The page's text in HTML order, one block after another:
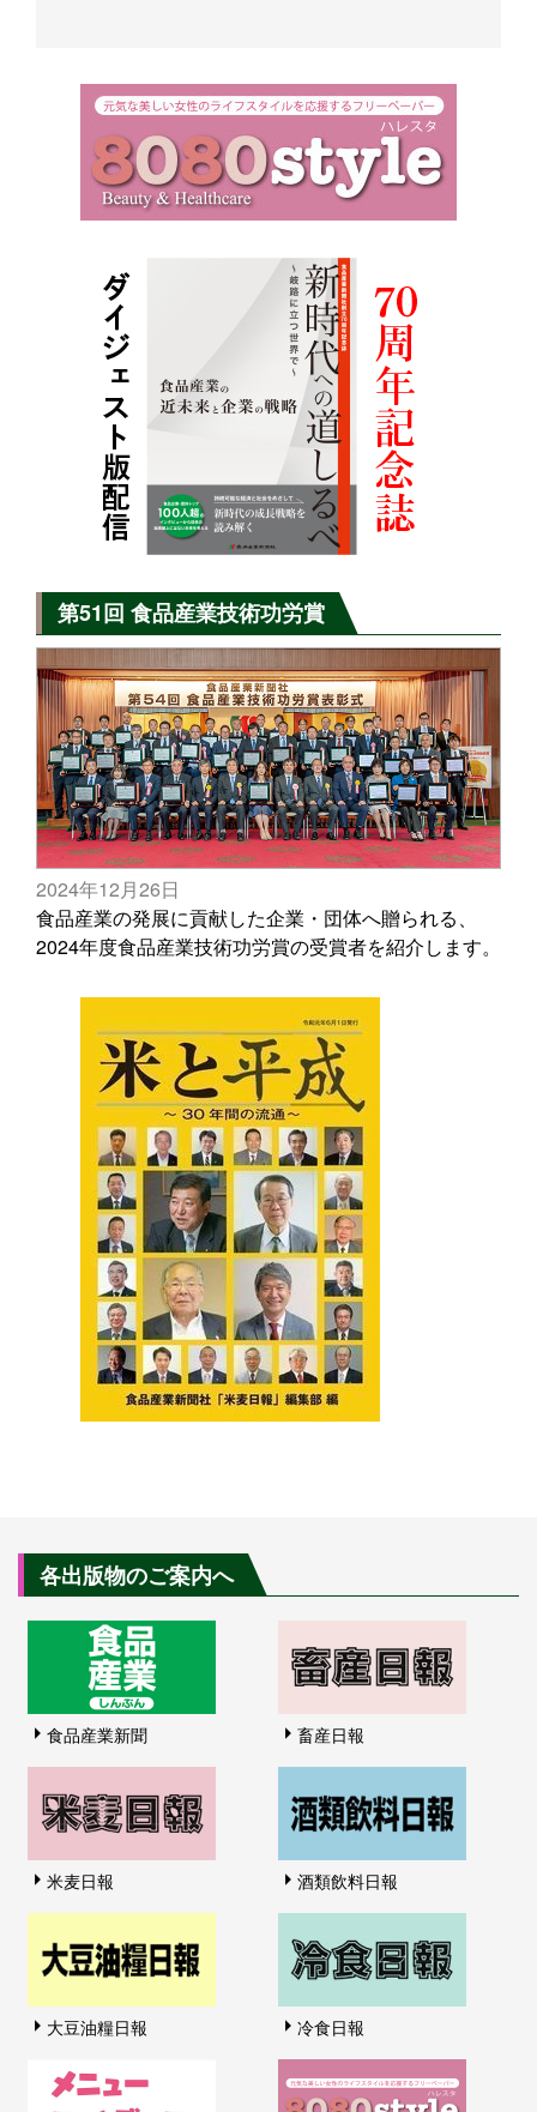
第51回 食品産業技術功労賞
2024年12月26日
食品産業の発展に貢献した企業・団体へ贈られる、
2024年度食品産業技術功労賞の受賞者を紹介します。
各出版物のご案内へ
食品産業新聞 畜産日報
米麦日報 酒類飲料日報
大豆油糧日報 冷食日報